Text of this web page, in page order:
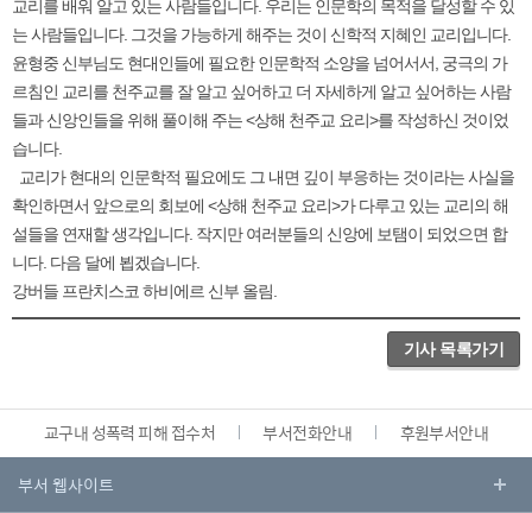
교리를 배워 알고 있는 사람들입니다. 우리는 인문학의 목적을 달성할 수 있
는 사람들입니다. 그것을 가능하게 해주는 것이 신학적 지혜인 교리입니다.
윤형중 신부님도 현대인들에 필요한 인문학적 소양을 넘어서서, 궁극의 가
르침인 교리를 천주교를 잘 알고 싶어하고 더 자세하게 알고 싶어하는 사람
들과 신앙인들을 위해 풀이해 주는 <상해 천주교 요리>를 작성하신 것이었
습니다.
교리가 현대의 인문학적 필요에도 그 내면 깊이 부응하는 것이라는 사실을
확인하면서 앞으로의 회보에 <상해 천주교 요리>가 다루고 있는 교리의 해
설들을 연재할 생각입니다. 작지만 여러분들의 신앙에 보탬이 되었으면 합
니다. 다음 달에 뵙겠습니다.
강버들 프란치스코 하비에르 신부 올림.
기사 목록가기
교구내 성폭력 피해 접수처 부서전화안내 후원부서안내